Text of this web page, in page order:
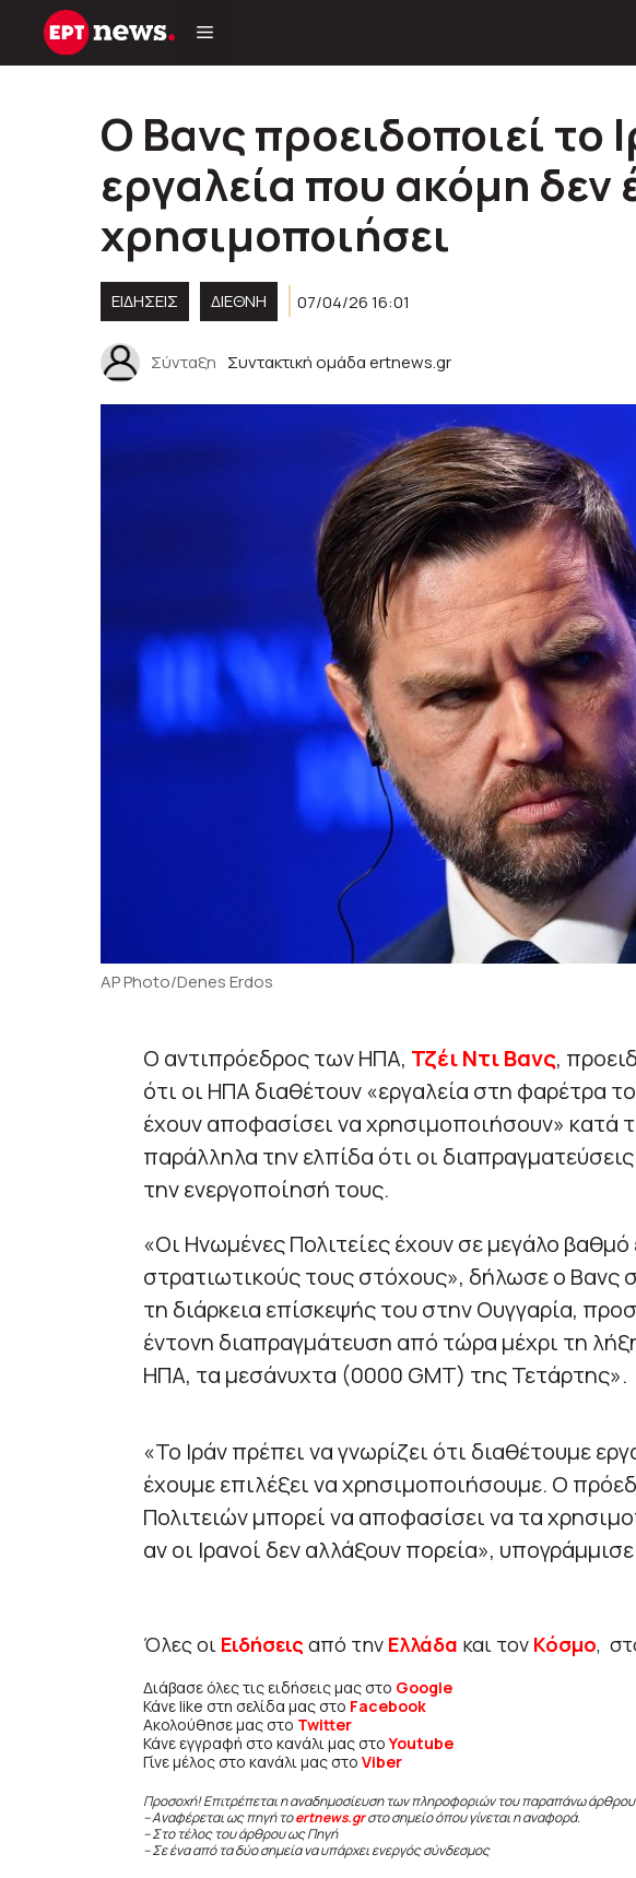
Μετάβαση
Ο Βανς προειδοποιεί το
εργαλεία που ακόμη δεν
χρησιμοποιήσει
ΕΙΔΗΣΕΙΣ ΔΙΕΘΝΗ 07/04/26 16:01
Σύνταξη Συντακτική ομάδα ertnews.gr
AP Photo/Denes Erdos
Ο αντιπρόεδρος των ΗΠΑ, Τζέι Ντι Βανς,
ότι οι ΗΠΑ διαθέτουν «εργαλεία στη φαρέτρα
έχουν αποφασίσει να χρησιμοποιήσουν» κατά
παράλληλα την ελπίδα ότι οι
την ενεργοποίησή τους.
«Οι Ηνωμένες Πολιτείες έχουν σε μεγάλο βαθμό
στρατιωτικούς τους στόχους», δήλωσε ο Βανς
τη διάρκεια επίσκεψής του στην Ουγγαρία,
έντονη διαπραγμάτευση από τώρα μέχρι τη
ΗΠΑ, τα μεσάνυχτα (0000 GMT) της Τετάρτης».
«Το Ιράν πρέπει να γνωρίζει ότι διαθέτουμε
έχουμε επιλέξει να χρησιμοποιήσουμε. Ο
Πολιτειών μπορεί να αποφασίσει να τα
αν οι Ιρανοί δεν αλλάξουν πορεία»,
Όλες οι Ειδήσεις από την Ελλάδα και τον Κόσμο,
Διάβασε όλες τις ειδήσεις μας στο Google
Κάνε like στη σελίδα μας στο Facebook
Ακολούθησε μας στο Twitter
Κάνε εγγραφή στο κανάλι μας στοYoutube
Γίνε μέλος στο κανάλι μας στο Viber
Προσοχή! Επιτρέπεται η αναδημοσίευση των πληροφοριών του παραπάνω
– Αναφέρεται ως πηγή τοertnews.gr στο σημείο όπου γίνεται η αναφορά.
– Στο τέλος του άρθρου ως Πηγή
– Σε ένα από τα δύο σημεία να υπάρχει ενεργός σύνδεσμος